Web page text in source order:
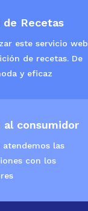
Recetas
este servicio web
de recetas. De
y eficaz
al consumidor
atendemos las
con los